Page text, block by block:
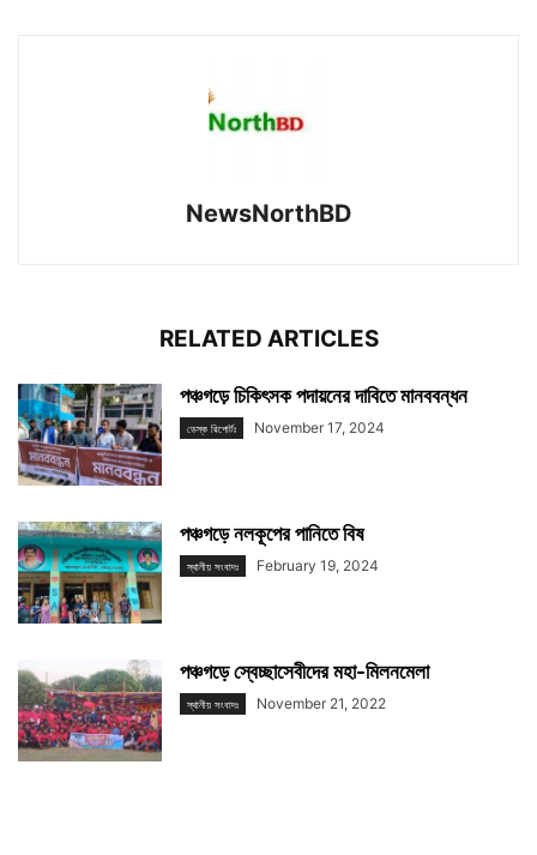
NewsNorthBD
RELATED ARTICLES
পঞ্চগড়ে চিকিৎসক পদায়নের দাবিতে মানববন্ধন
ডেস্ক রিপোর্টঃ November 17, 2024
পঞ্চগড়ে নলকূপের পানিতে বিষ
স্থানীয় সংবাদঃ February 19, 2024
পঞ্চগড়ে স্বেচ্ছাসেবীদের মহা-মিলনমেলা
স্থানীয় সংবাদঃ November 21, 2022